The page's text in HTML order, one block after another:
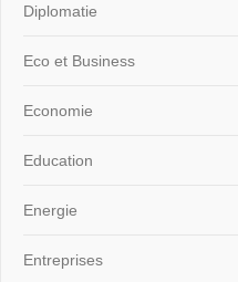
Diplomatie
Eco et Business
Economie
Education
Energie
Entreprises